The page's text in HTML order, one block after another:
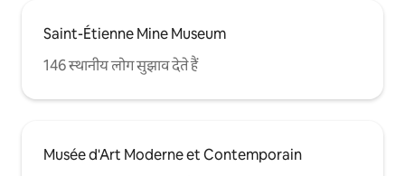
Saint-Étienne Mine Museum
146 स्थानीय लोग सुझाव देते हैं
Musée d'Art Moderne et Contemporain